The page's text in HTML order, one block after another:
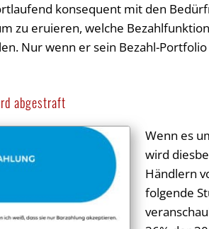
konsequent mit den
zu eruieren, welche
Nur wenn er sein Bezahl-
abgestraft
Wenn es
wird
Händlern
folgende